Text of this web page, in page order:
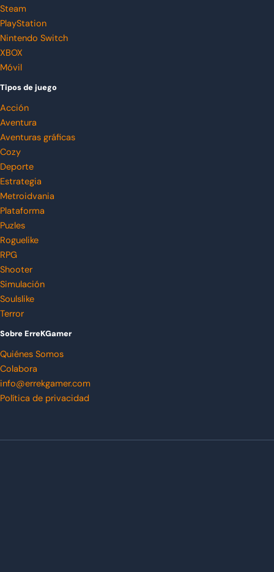
Steam
PlayStation
Nintendo Switch
XBOX
Móvil
Tipos de juego
Acción
Aventura
Aventuras gráficas
Cozy
Deporte
Estrategia
Metroidvania
Plataforma
Puzles
Roguelike
RPG
Shooter
Simulación
Soulslike
Terror
Sobre ErreKGamer
Quiénes Somos
Colabora
info@errekgamer.com
Política de privacidad